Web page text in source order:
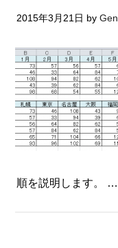
2015年3月21日 byGen
順を説明します。 …